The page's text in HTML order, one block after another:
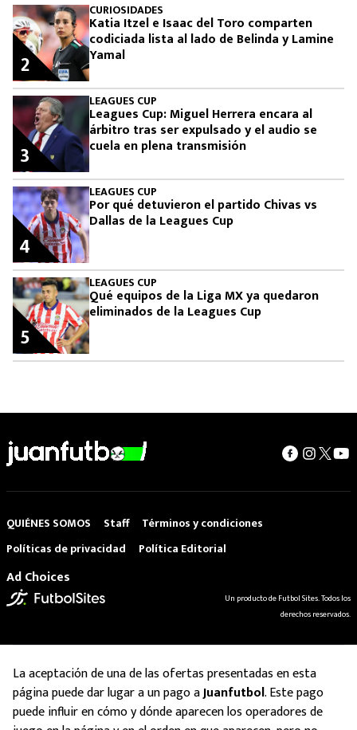
CURIOSIDADES
Katia Itzel e Isaac del Toro comparten
codiciada lista al lado de Belinda y Lamine
Yamal
2
LEAGUES CUP
Leagues Cup: Miguel Herrera encara al
árbitro tras ser expulsado y el audio se
cuela en plena transmisión
3
LEAGUES CUP
Por qué detuvieron el partido Chivas vs
Dallas de la Leagues Cup
4
LEAGUES CUP
Qué equipos de la Liga MX ya quedaron
eliminados de la Leagues Cup
5
QUIÉNES SOMOS Staff
Términos y condiciones
Políticas de privacidad
Política Editorial
Ad Choices
Un producto de Futbol Sites. Todos los
derechos reservados.
La aceptación de una de las ofertas presentadas en esta
página puede dar lugar a un pago aJuanfutbol. Este pago
puede influir en cómo y dónde aparecen los operadores de